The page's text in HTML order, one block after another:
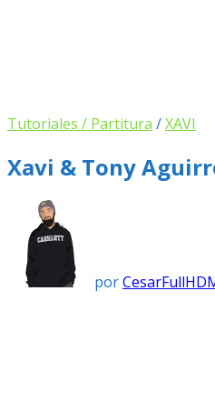
Tutoriales / Partitura /XAVI
Xavi & Tony
por